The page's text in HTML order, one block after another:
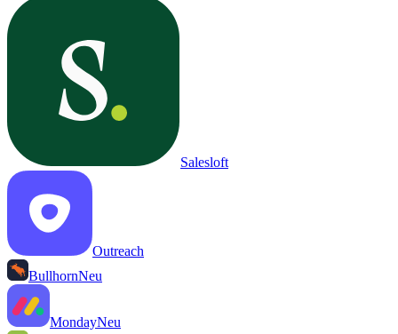
Salesloft
Outreach
BullhornNeu
MondayNeu